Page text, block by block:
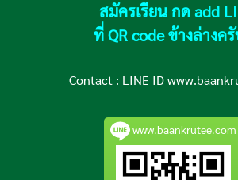
สมัครเรียน กด add
ที่ QR code ข้างล่างค
Contact : LINE ID
www.baankrutee.com